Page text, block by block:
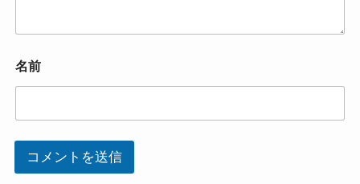
名前
コメントを送信